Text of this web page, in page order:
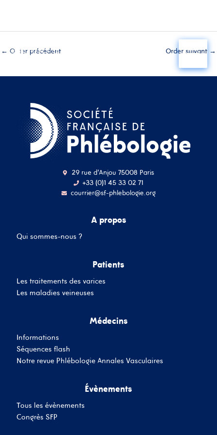
← Order précédent Order suivant →
29 rue d'Anjou 75008 Paris
+33 (0)1 45 33 02 71
courrier@sf-phlebologie.org
A propos
Qui sommes-nous ?
Patients
Les traitements des varices
Les maladies veineuses
Médecins
Informations
Séquences flash
Notre revue Phlébologie Annales Vasculaires
Évènements
Tous les évènements
Congrès SFP
adresse mail
Se souvenir de moi
SE CONNECTER
Inscrivez-Vous